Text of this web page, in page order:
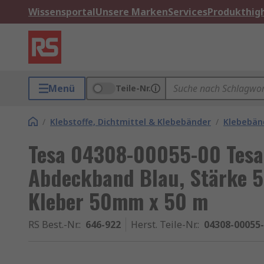
WissensportalUnsere MarkenServices
Menü Teile-Nr.
/ Klebstoffe, Dichtmittel & Klebebänder /
Tesa 04308-00055-00
Abdeckband Blau, Stärke
Kleber 50mm x 50 m
RS Best.-Nr.: 646-922 Herst. Teile-Nr.: 04308-